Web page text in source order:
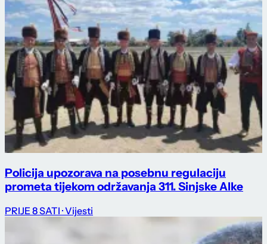
Policija upozorava na posebnu regulaciju
prometa tijekom održavanja 311. Sinjske Alke
PRIJE 8 SATI · Vijesti